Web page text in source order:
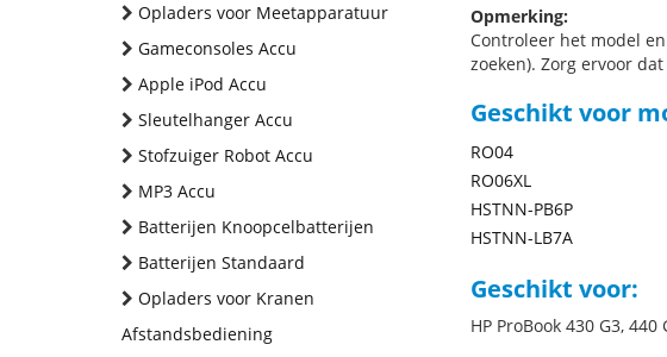
Opladers voor Meetapparatuur
Gameconsoles Accu
Apple iPod Accu
Sleutelhanger Accu
Stofzuiger Robot Accu
MP3 Accu
Batterijen Knoopcelbatterijen
Batterijen Standaard
Opladers voor Kranen
Afstandsbediening
Opmerking:
Controleer het model
zoeken). Zorg ervoor
Geschikt voor
RO04
RO06XL
HSTNN-PB6P
HSTNN-LB7A
Geschikt voor:
HP ProBook 430 G3, 440